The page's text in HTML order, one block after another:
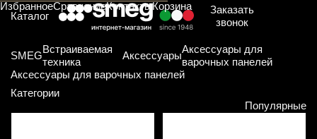
Каталог
Заказать
звонок
ИзбранноеСравнениеКонтактыКорзина
SMEG
Встраиваемая
техника
Аксессуары
Аксессуары для
варочных панелей
Аксессуары для варочных панелей
Категории
Популярные